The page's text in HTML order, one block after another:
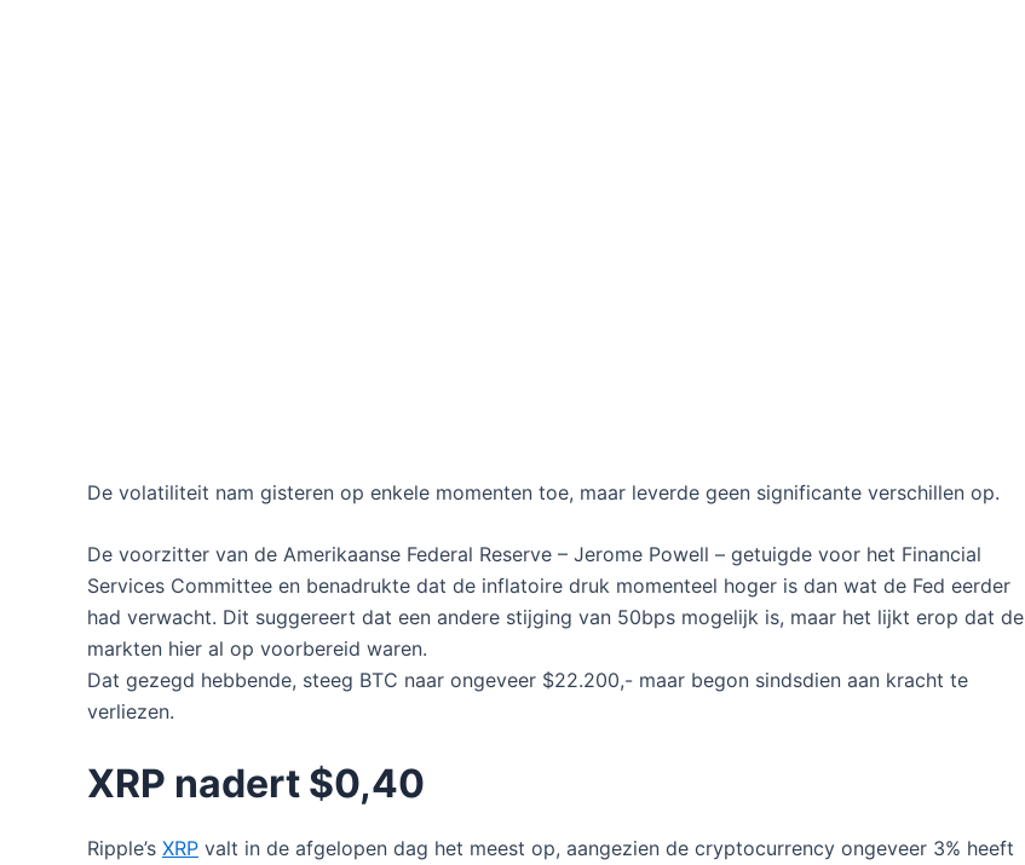
De volatiliteit nam gisteren op enkele momenten toe, maar leverde geen significante verschillen op.
De voorzitter van de Amerikaanse Federal Reserve – Jerome Powell – getuigde voor het Financial
Services Committee en benadrukte dat de inflatoire druk momenteel hoger is dan wat de Fed eerder
had verwacht. Dit suggereert dat een andere stijging van 50bps mogelijk is, maar het lijkt erop dat de
markten hier al op voorbereid waren.
Dat gezegd hebbende, steeg BTC naar ongeveer $22.200,- maar begon sindsdien aan kracht te
verliezen.
XRP nadert $0,40
Ripple’s XRP valt in de afgelopen dag het meest op, aangezien de cryptocurrency ongeveer 3% heeft